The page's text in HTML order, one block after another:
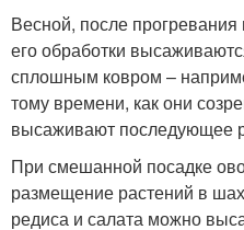
Весной, после прогревания
его обработки
сплошным ковром –
тому времени, как они
высаживают последующее
При смешанной посадке
размещение растений в
редиса и салата можно